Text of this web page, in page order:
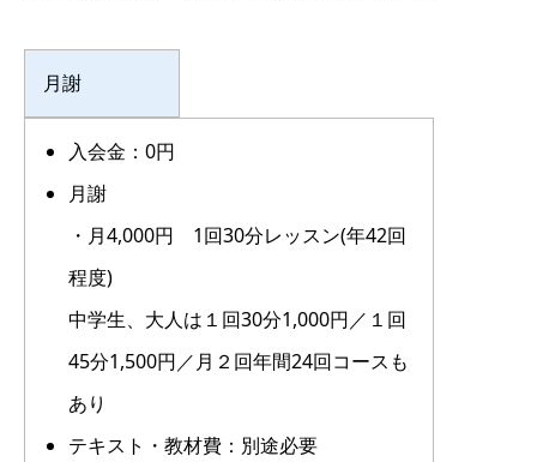
月謝
入会金：0円
月謝
・月4,000円 1回30分レッスン(年42回
程度)
中学生、大人は１回30分1,000円／１回
45分1,500円／月２回年間24回コースも
あり
テキスト・教材費：別途必要